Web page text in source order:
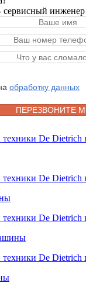
сервисный
обработку данных